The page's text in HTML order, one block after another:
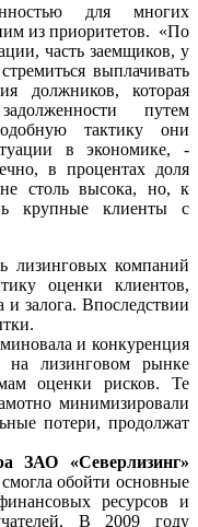
для многих
из приоритетов. «По
часть заемщиков, у
выплачивать
должников, которая
путем
тактику они
в экономике, -
в процентах доля
не столь высока, но, к
крупные клиенты с
лизинговых компаний
оценки клиентов,
и залога. Впоследствии
и конкуренция
на лизинговом рынке
оценки рисков. Те
минимизировали
потери, продолжат
ЗАО «Северлизинг»
обойти основные
ресурсов и
В 2009 году